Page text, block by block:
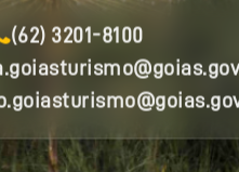
(62) 3201-8100